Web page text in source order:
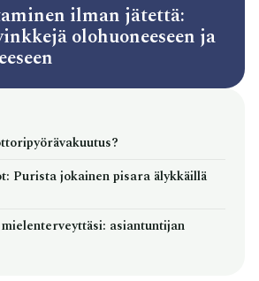
ilman jätettä:
olohuoneeseen ja
Purista jokainen pisara älykkäillä
asiantuntijan